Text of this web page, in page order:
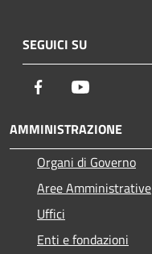
SEGUICI SU
Facebook
AMMINISTRAZIONE
Organi di Governo
Aree Amministrative
Uffici
Enti e fondazioni